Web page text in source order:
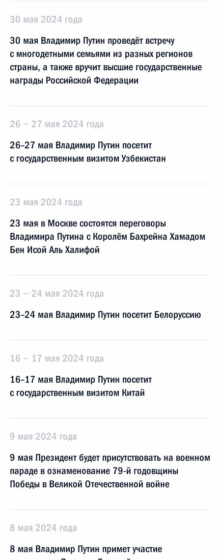
30 мая 2024 года
30 мая Владимир Путин проведёт встречу
с многодетными семьями из разных регионов
страны, а также вручит высшие государственные
награды Российской Федерации
26 − 27 мая 2024 года
26–27 мая Владимир Путин посетит
с государственным визитом Узбекистан
23 мая 2024 года
23 мая в Москве состоятся переговоры
Владимира Путина с Королём Бахрейна Хамадом
Бен Исой Аль Халифой
23 − 24 мая 2024 года
23–24 мая Владимир Путин посетит Белоруссию
16 − 17 мая 2024 года
16–17 мая Владимир Путин посетит
с государственным визитом Китай
9 мая 2024 года
9 мая Президент будет присутствовать на военном
параде в ознаменование 79-й годовщины
Победы в Великой Отечественной войне
8 мая 2024 года
8 мая Владимир Путин примет участие